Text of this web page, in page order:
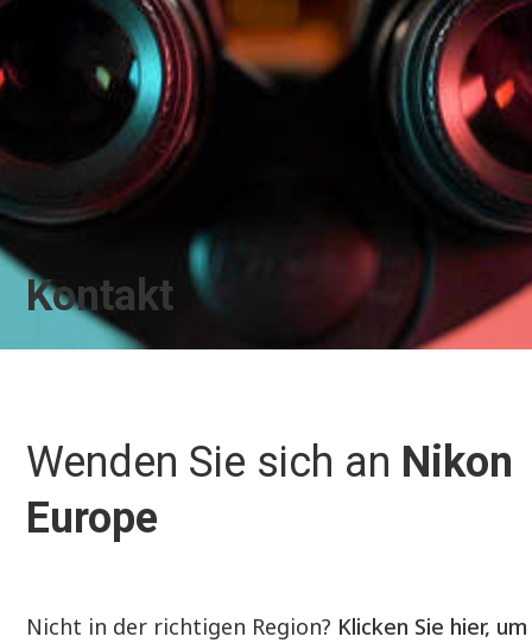
Kontakt
Wenden Sie sich an Nikon
Europe
Nicht in der richtigen Region? Klicken Sie hier,